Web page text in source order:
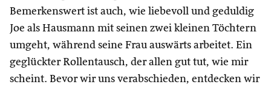
Bemerkenswert ist auch, wie liebevoll und geduldig
Joe als Hausmann mit seinen zwei kleinen Töchtern
umgeht, während seine Frau auswärts arbeitet. Ein
geglückter Rollentausch, der allen gut tut, wie mir
scheint. Bevor wir uns verabschieden, entdecken wir